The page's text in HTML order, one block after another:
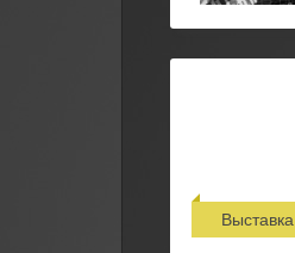
Выставка